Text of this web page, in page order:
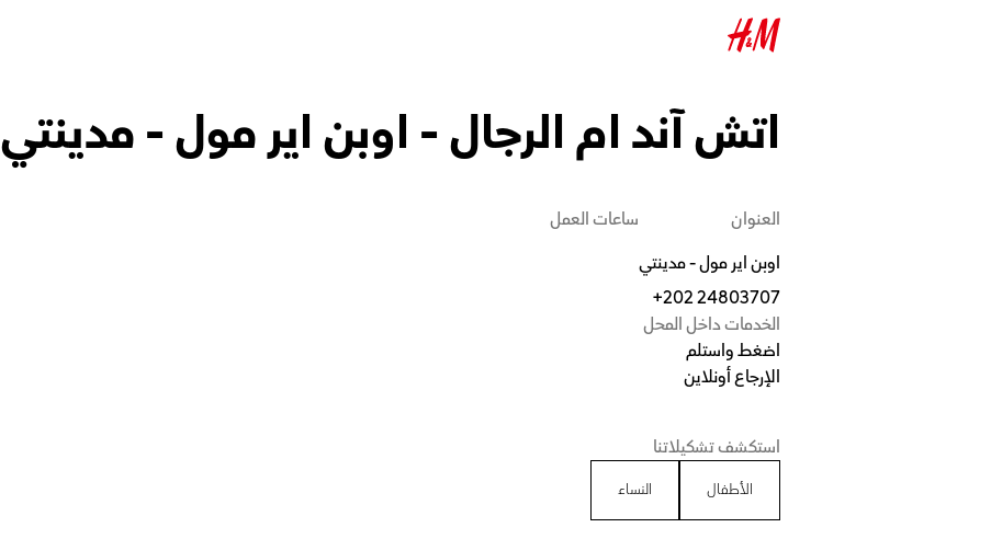
اتش آند ام الرجال - اوبن اير مول - مدينتي
العنوان
اوبن اير مول - مدينتي
+202 24803707
الخدمات داخل المحل
اضغط واستلم
الإرجاع أونلاين
ساعات العمل
استكشف تشكيلاتنا
الأطفال النساء